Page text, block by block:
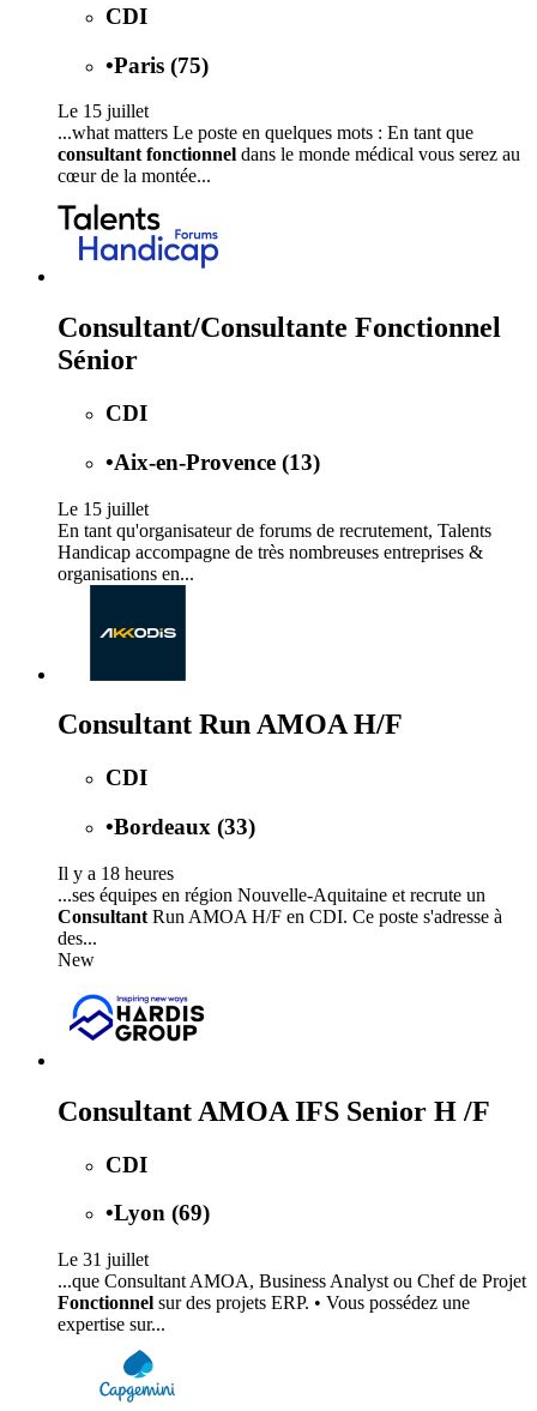
CDI
•Paris (75)
Le 15 juillet
...what matters Le poste en quelques mots : En tant que
consultant fonctionnel dans le monde médical vous serez au
cœur de la montée...
Consultant/Consultante Fonctionnel
Sénior
CDI
•Aix-en-Provence (13)
Le 15 juillet
En tant qu'organisateur de forums de recrutement, Talents
Handicap accompagne de très nombreuses entreprises &
organisations en...
Consultant Run AMOA H/F
CDI
•Bordeaux (33)
Il y a 18 heures
...ses équipes en région Nouvelle-Aquitaine et recrute un
Consultant Run AMOA H/F en CDI. Ce poste s'adresse à
des...
New
Consultant AMOA IFS Senior H /F
CDI
•Lyon (69)
Le 31 juillet
...que Consultant AMOA, Business Analyst ou Chef de Projet
Fonctionnel sur des projets ERP. • Vous possédez une
expertise sur...